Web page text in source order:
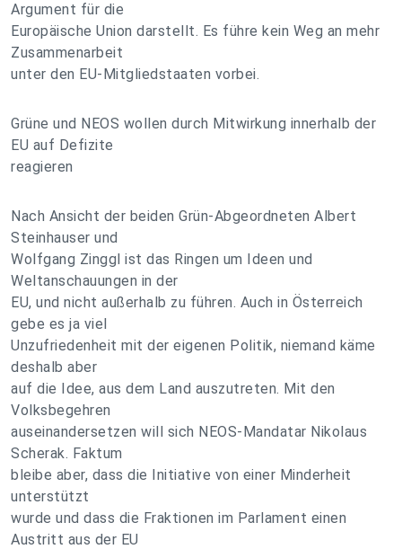
Argument für die
Europäische Union darstellt. Es führe kein Weg an mehr
Zusammenarbeit
unter den EU-Mitgliedstaaten vorbei.
Grüne und NEOS wollen durch Mitwirkung innerhalb der
EU auf Defizite
reagieren
Nach Ansicht der beiden Grün-Abgeordneten Albert
Steinhauser und
Wolfgang Zinggl ist das Ringen um Ideen und
Weltanschauungen in der
EU, und nicht außerhalb zu führen. Auch in Österreich
gebe es ja viel
Unzufriedenheit mit der eigenen Politik, niemand käme
deshalb aber
auf die Idee, aus dem Land auszutreten. Mit den
Volksbegehren
auseinandersetzen will sich NEOS-Mandatar Nikolaus
Scherak. Faktum
bleibe aber, dass die Initiative von einer Minderheit
unterstützt
wurde und dass die Fraktionen im Parlament einen
Austritt aus der EU